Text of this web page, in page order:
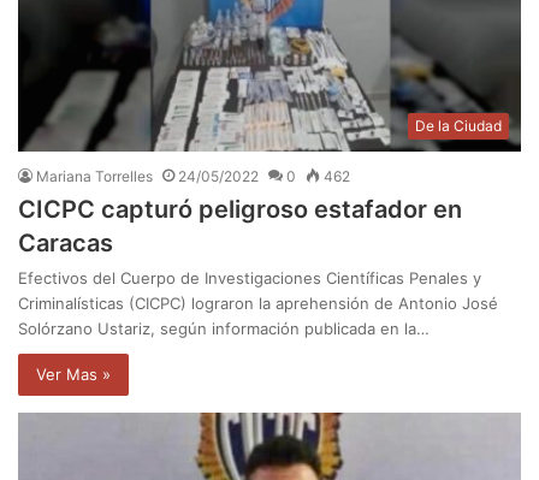
De la Ciudad
Mariana Torrelles 24/05/2022 0 462
CICPC capturó peligroso estafador en
Caracas
Efectivos del Cuerpo de Investigaciones Científicas Penales y
Criminalísticas (CICPC) lograron la aprehensión de Antonio José
Solórzano Ustariz, según información publicada en la…
Ver Mas »